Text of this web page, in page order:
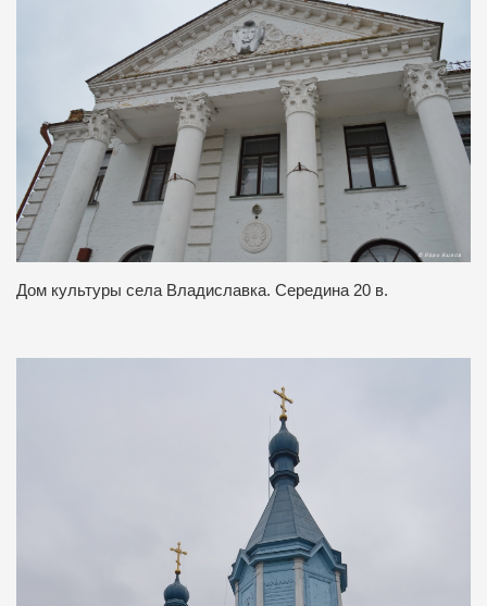
Дом культуры села Владиславка. Середина 20 в.